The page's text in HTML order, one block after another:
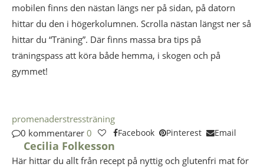
mobilen finns den nästan längs ner på sidan, på datorn
hittar du den i högerkolumnen. Scrolla nästan längst ner så
hittar du “Träning”. Där finns massa bra tips på
träningspass att köra både hemma, i skogen och på
gymmet!
promenaderstressträning
0 kommentarer 0 Facebook Pinterest Email
Cecilia Folkesson
Här hittar du allt från recept på nyttig och glutenfri mat för